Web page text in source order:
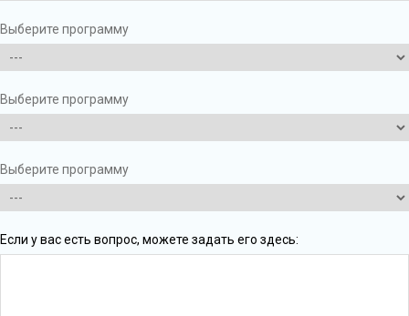
Выберите программу
Выберите программу
Выберите программу
Если у вас есть вопрос, можете задать его здесь: